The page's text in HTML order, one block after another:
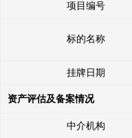
项目编号
标的名称
挂牌日期
资产评估及备案情况
中介机构